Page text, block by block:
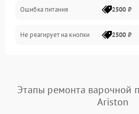
Ошибка питания 2500 ₽
Не реагирует на кнопки 2500 ₽
Этапы ремонта варочной
Ariston